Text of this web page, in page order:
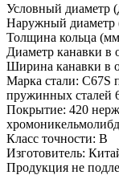
Условный диаметр
Наружный диаметр
Толщина кольца
Диаметр канавки
Ширина канавки в
Марка стали: C67S
пружинных сталей
Покрытие: 420
Класс точности: В
Изготовитель:
Продукция не